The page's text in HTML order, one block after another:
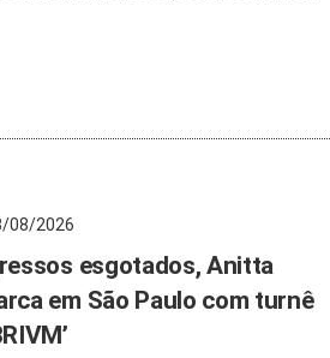
08/2026
esgotados, Anitta
em São Paulo com turnê